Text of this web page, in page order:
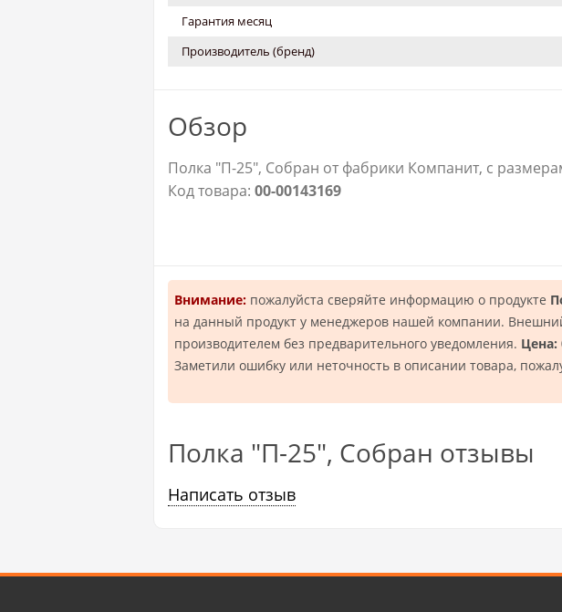
Гарантия месяц
Производитель (бренд)
Обзор
Полка "П-25", Собран от фабрики Компанит, с
Код товара: 00-00143169
Внимание: пожалуйста сверяйте информацию о продукте
на данный продукт у менеджеров нашей компании.
производителем без предварительного уведомления. Цена:
Заметили ошибку или неточность в описании товара,
Полка "П-25", Собран отзывы
Написать отзыв